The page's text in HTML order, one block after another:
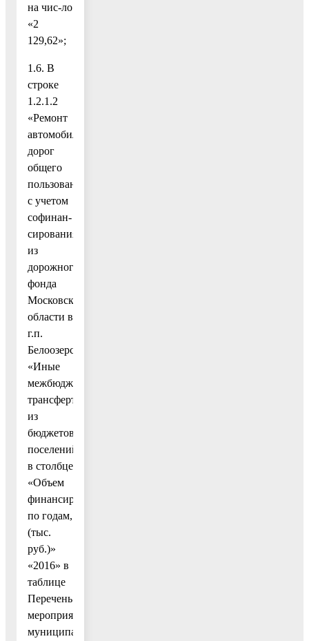
на чис-ло
«2
129,62»;
1.6. В
строке
1.2.1.2
«Ремонт
автомобильных
дорог
общего
пользования
с учетом
софинан-
сирования
из
дорожного
фонда
Московской
области в
г.п.
Белоозерский»
«Иные
межбюджетные
трансферты
из
бюджетов
поселений»
в столбце
«Объем
финансирования
по годам,
(тыс.
руб.)»
«2016» в
таблице
Перечень
мероприятий
муниципальной